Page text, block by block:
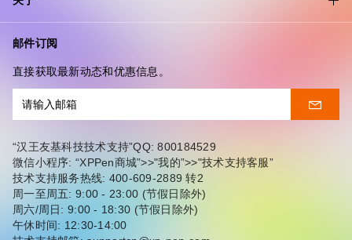
邮件订阅
直接获取最新动态和优惠信息。
“汉王友基科技技术支持”QQ: 800184529
微信小程序: “XPPen商城”>>"我的”>>"技术支持客服”
技术支持服务热线: 400-609-2889 转2
周一至周五: 9:00 - 23:00 (节假日除外)
周六/周日: 9:00 - 18:30 (节假日除外)
午休时间: 12:30-14:00